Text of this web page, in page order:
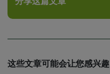
这些文章可能会让您感兴趣